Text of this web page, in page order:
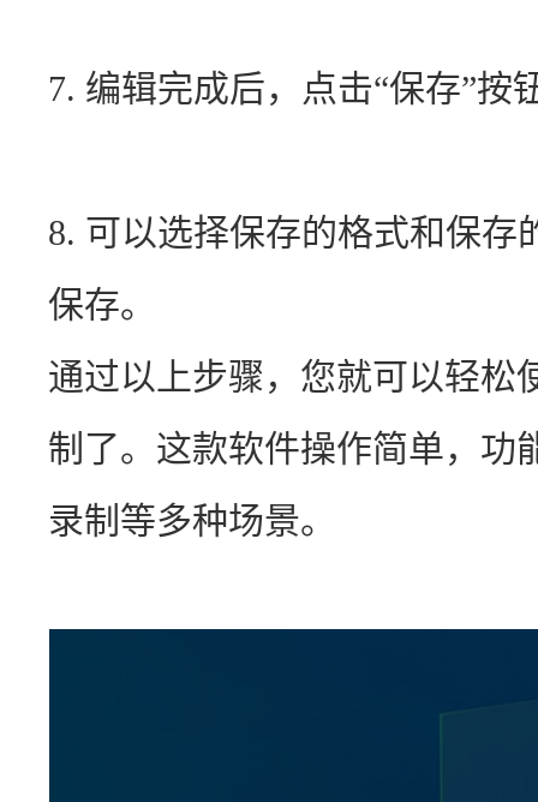
7. 编辑完成后，点击“保存”按
8. 可以选择保存的格式和保存
保存。
通过以上步骤，您就可以轻松
制了。这款软件操作简单，功
录制等多种场景。